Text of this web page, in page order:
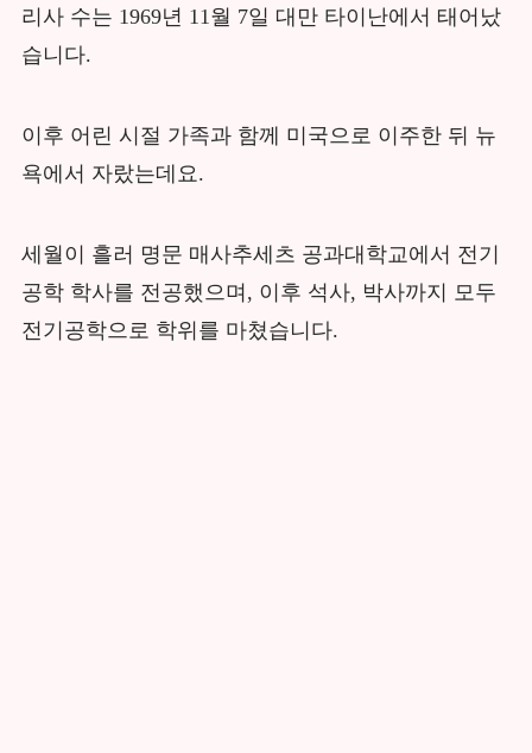
리사 수는 1969년 11월 7일 대만 타이난에서 태어났
습니다.
이후 어린 시절 가족과 함께 미국으로 이주한 뒤 뉴
욕에서 자랐는데요.
세월이 흘러 명문 매사추세츠 공과대학교에서 전기
공학 학사를 전공했으며, 이후 석사, 박사까지 모두
전기공학으로 학위를 마쳤습니다.